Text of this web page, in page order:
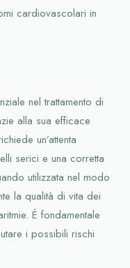
cardiovascolari in
nel trattamento di
alla sua efficace
un’attenta
serici e una corretta
utilizzata nel modo
la qualità di vita dei
É fondamentale
i possibili rischi